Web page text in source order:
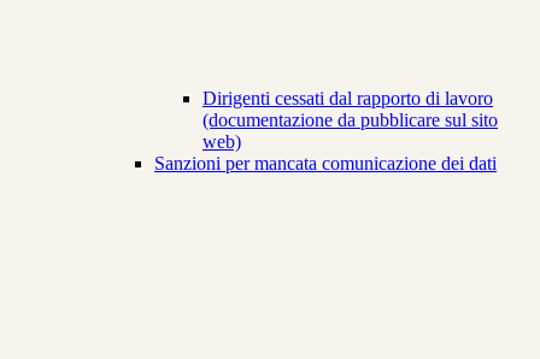
Dirigenti cessati dal rapporto di lavoro
(documentazione da pubblicare sul sito
web)
Sanzioni per mancata comunicazione dei dati